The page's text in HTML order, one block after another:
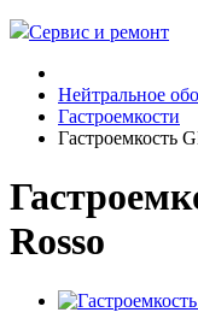
Сервис и ремонт
Нейтральное
Гастроемкости
Гастроемкость
Rosso